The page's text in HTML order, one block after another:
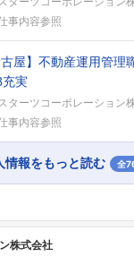
事内容参照
古屋】不動産運用管理
充実
ターツコーポレーション
事内容参照
情報をもっと読む 全
株式会社